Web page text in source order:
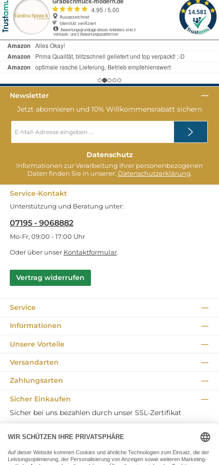
Newsletter
Jetzt abonnieren und 10% Willkommensrabatt sichern
Mail-
Adresse
Datenschutz
Informationen zur Verarbeitung Ihrer personenbezogenen
Daten finden Sie in unserer: Datenschutzerklärung.
Service-Kontakt
Unterstützung und Beratung unter:
07195 - 9068882
Mo-Fr, 09:00 - 17:00 Uhr
Oder über unser Kontaktformular.
Vertrag widerrufen
Service
Informationen
Unsere Vorteile
Versandarten
Zahlungsarten
Sicher Einkaufen
Sicher bei uns bezahlen durch unser SSL-Zertifikat